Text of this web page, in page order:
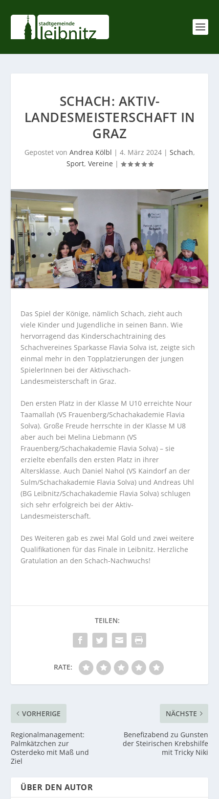
SCHACH: AKTIV-
LANDESMEISTERSCHAFT IN
GRAZ
Gepostet von Andrea Kölbl | 4. März 2024| Schach,
Sport, Vereine |
Das Spiel der Könige, nämlich Schach, zieht auch
viele Kinder und Jugendliche in seinen Bann. Wie
hervorragend das Kinderschachtraining des
Schachvereines Sparkasse Flavia Solva ist, zeigte sich
einmal mehr in den Topplatzierungen der jungen
SpielerInnen bei der Aktivschach-
Landesmeisterschaft in Graz.
Den ersten Platz in der Klasse M U10 erreichte Nour
Taamallah (VS Frauenberg/Schachakademie Flavia
Solva). Große Freude herrschte in der Klasse M U8
aber auch bei Melina Liebmann (VS
Frauenberg/Schachakademie Flavia Solva) – sie
erzielte ebenfalls den ersten Platz in ihrer
Altersklasse. Auch Daniel Nahol (VS Kaindorf an der
Sulm/Schachakademie Flavia Solva) und Andreas Uhl
(BG Leibnitz/Schachakademie Flavia Solva) schlugen
sich sehr erfolgreich bei der Aktiv-
Landesmeisterschaft.
Des Weiteren gab es zwei Mal Gold und zwei weitere
Qualifikationen für das Finale in Leibnitz. Herzliche
Gratulation an den Schach-Nachwuchs!
RATE:
VORHERIGE
Regionalmanagement:
Palmkätzchen zur
Osterdeko mit Maß und
Ziel
NÄCHSTE
Benefizabend zu Gunsten
der Steirischen Krebshilfe
mit Tricky Niki
ÜBER DEN AUTOR